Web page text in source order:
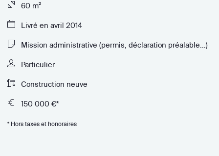
60 m²
Livré en avril 2014
Mission administrative (permis, déclaration préalable...)
Particulier
Construction neuve
150 000 €*
* Hors taxes et honoraires